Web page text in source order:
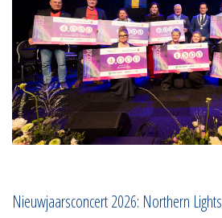
Nieuwjaarsconcert 2026: Northern Lights